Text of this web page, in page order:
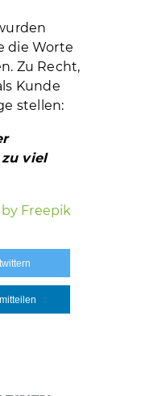
die Worte
Zu Recht,
Kunde
stellen:
viel
Freepik
twittern
mitteilen